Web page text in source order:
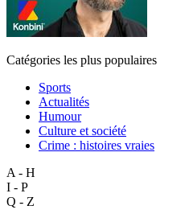
Catégories les plus populaires
Sports
Actualités
Humour
Culture et société
Crime : histoires vraies
A - H
I - P
Q - Z